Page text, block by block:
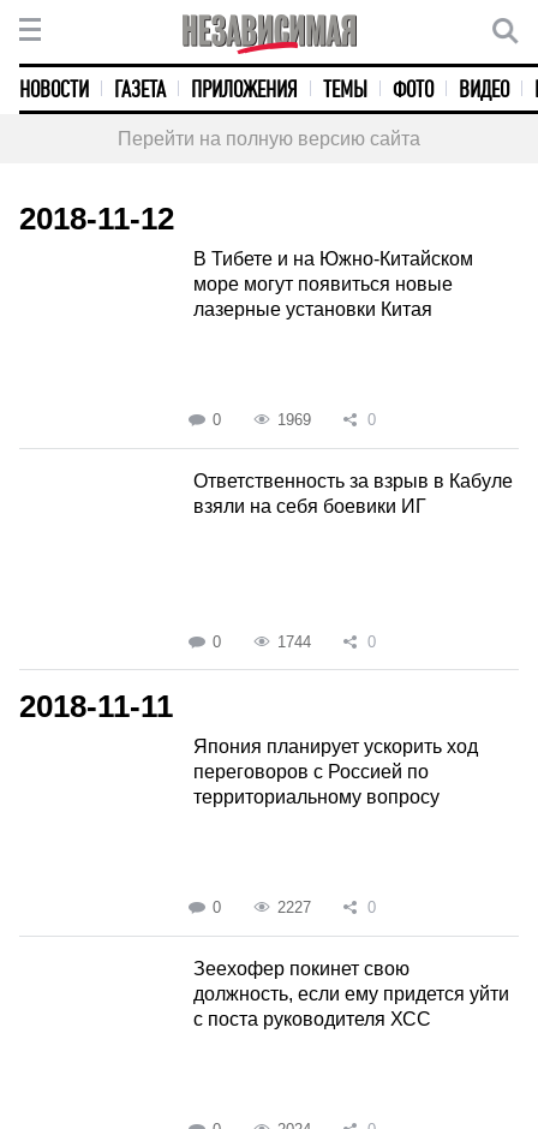
НОВОСТИ ГАЗЕТА ПРИЛОЖЕНИЯ ТЕМЫ ФОТО ВИДЕО
Перейти на полную версию сайта
2018-11-12
В Тибете и на Южно-Китайском
море могут появиться новые
лазерные установки Китая
0 1969 0
Ответственность за взрыв в Кабуле
взяли на себя боевики ИГ
0 1744 0
2018-11-11
Япония планирует ускорить ход
переговоров с Россией по
территориальному вопросу
0 2227 0
Зеехофер покинет свою
должность, если ему придется уйти
с поста руководителя ХСС